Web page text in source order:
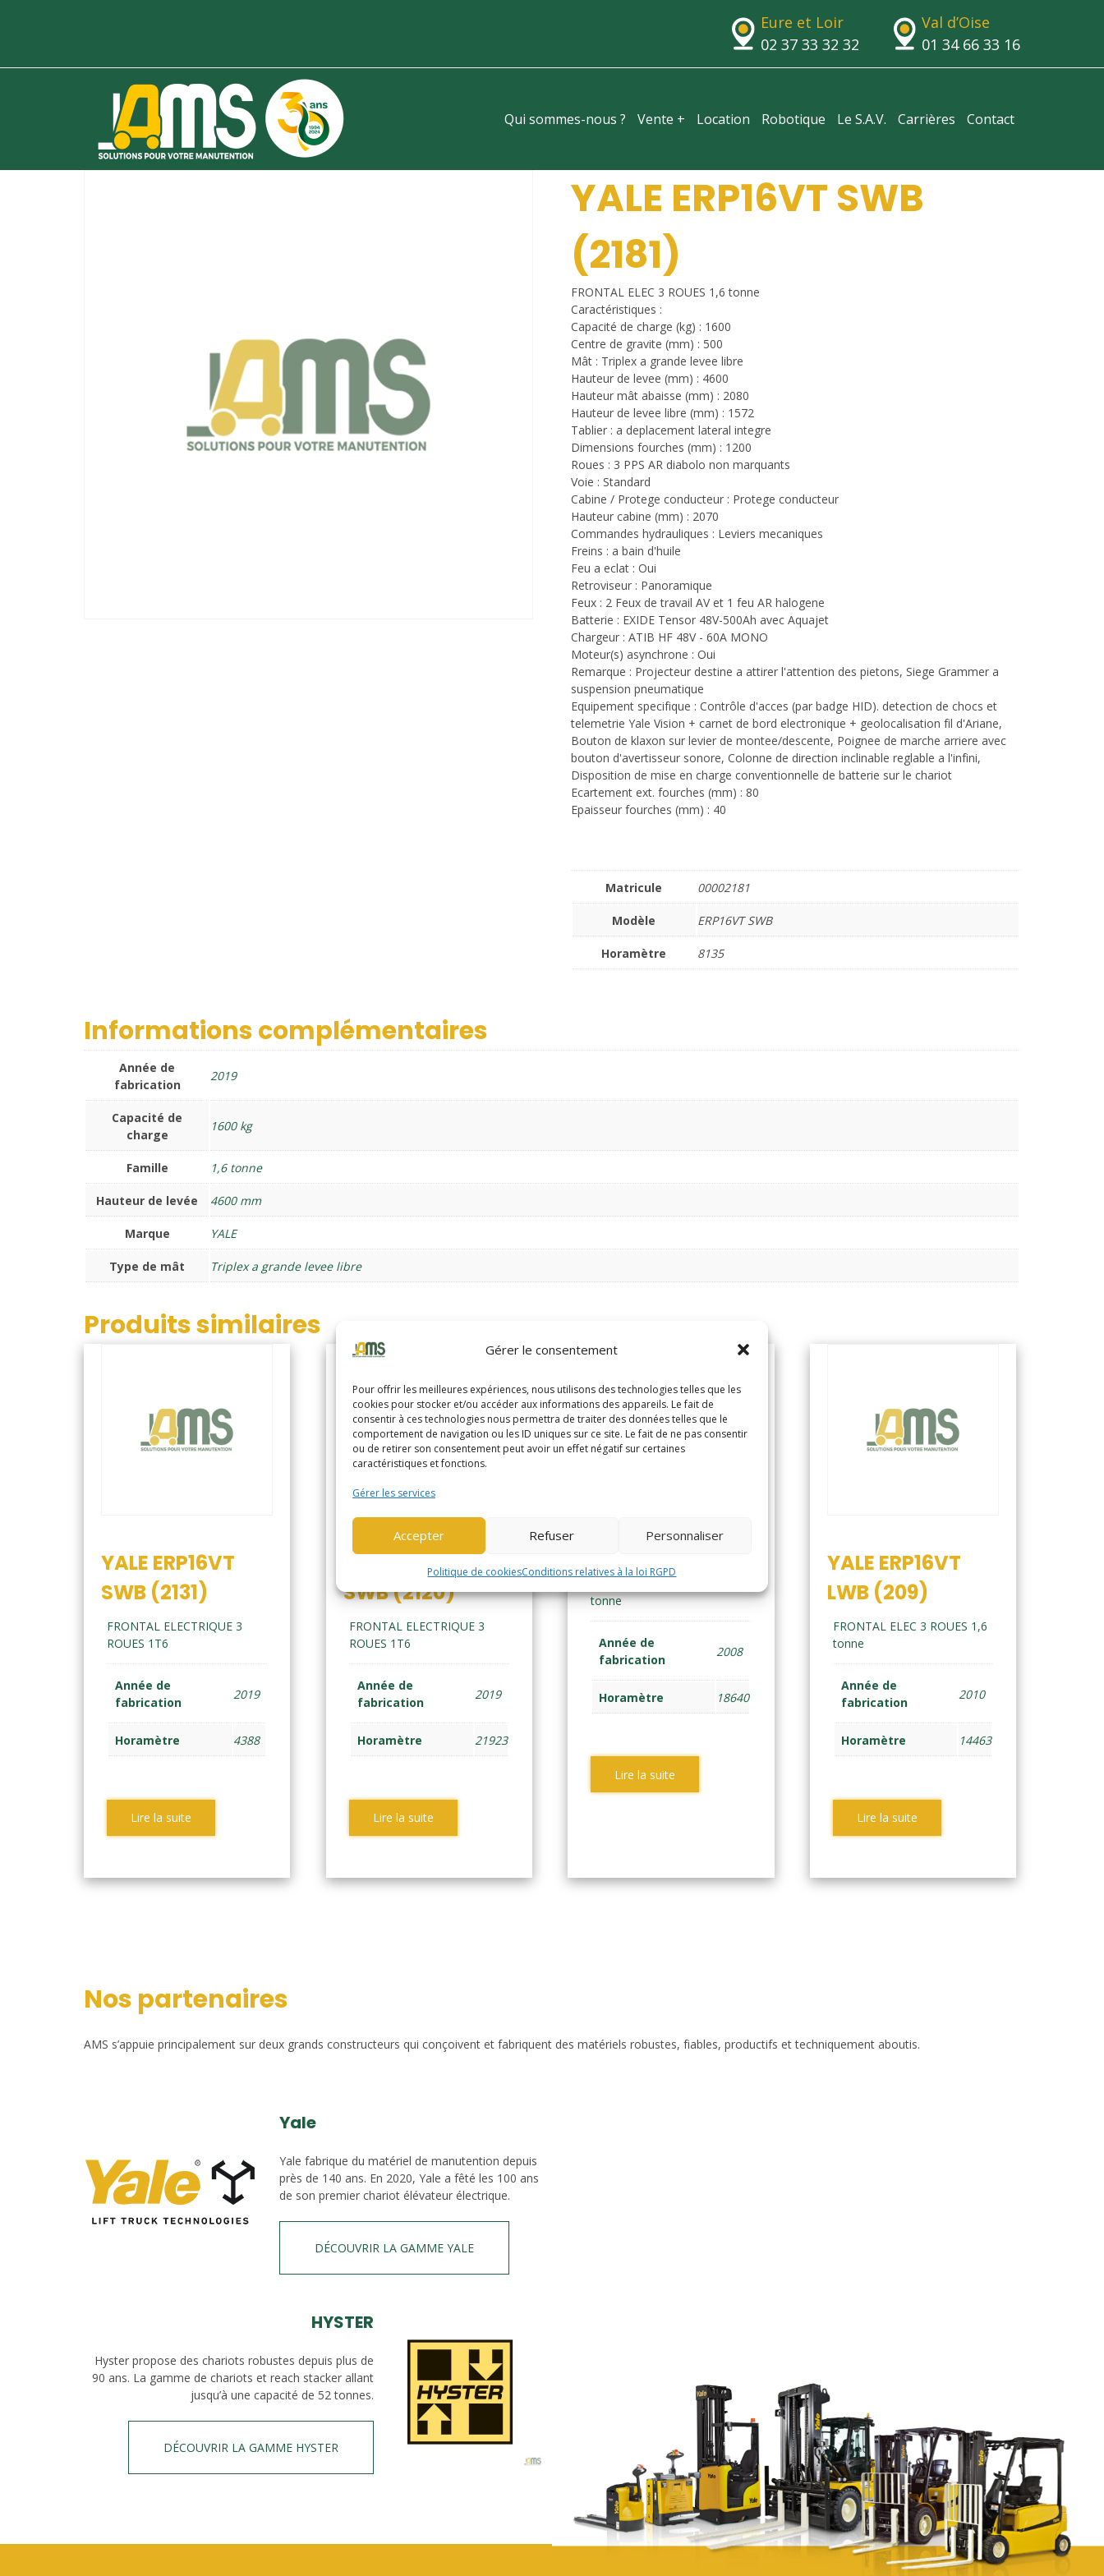
Gérer le consentement
Pour offrir les meilleures expériences, nous utilisons des technologies telles que les
cookies pour stocker et/ou accéder aux informations des appareils. Le fait de
consentir à ces technologies nous permettra de traiter des données telles que le
comportement de navigation ou les ID uniques sur ce site. Le fait de ne pas consentir
ou de retirer son consentement peut avoir un effet négatif sur certaines
caractéristiques et fonctions.
Gérer les services
Accepter Refuser Personnaliser
Politique de cookiesConditions relatives à la loi RGPD
Eure et Loir
02 37 33 32 32
Val d’Oise
01 34 66 33 16
Qui sommes-nous ? Vente + Location Robotique Le S.A.V. Carrières Contact
YALE ERP16VT SWB
(2181)
FRONTAL ELEC 3 ROUES 1,6 tonne
Caractéristiques :
Capacité de charge (kg) : 1600
Centre de gravite (mm) : 500
Mât : Triplex a grande levee libre
Hauteur de levee (mm) : 4600
Hauteur mât abaisse (mm) : 2080
Hauteur de levee libre (mm) : 1572
Tablier : a deplacement lateral integre
Dimensions fourches (mm) : 1200
Roues : 3 PPS AR diabolo non marquants
Voie : Standard
Cabine / Protege conducteur : Protege conducteur
Hauteur cabine (mm) : 2070
Commandes hydrauliques : Leviers mecaniques
Freins : a bain d'huile
Feu a eclat : Oui
Retroviseur : Panoramique
Feux : 2 Feux de travail AV et 1 feu AR halogene
Batterie : EXIDE Tensor 48V-500Ah avec Aquajet
Chargeur : ATIB HF 48V - 60A MONO
Moteur(s) asynchrone : Oui
Remarque : Projecteur destine a attirer l'attention des pietons, Siege Grammer a
suspension pneumatique
Equipement specifique : Contrôle d'acces (par badge HID). detection de chocs et
telemetrie Yale Vision + carnet de bord electronique + geolocalisation fil d'Ariane,
Bouton de klaxon sur levier de montee/descente, Poignee de marche arriere avec
bouton d'avertisseur sonore, Colonne de direction inclinable reglable a l'infini,
Disposition de mise en charge conventionnelle de batterie sur le chariot
Ecartement ext. fourches (mm) : 80
Epaisseur fourches (mm) : 40
Matricule 00002181
Modèle ERP16VT SWB
Horamètre 8135
Informations complémentaires
Année de
fabrication
2019
Capacité de
charge
1600 kg
Famille 1,6 tonne
Hauteur de levée 4600 mm
Marque YALE
Type de mât Triplex a grande levee libre
Produits similaires
YALE ERP16VT
SWB (2131)
FRONTAL ELECTRIQUE 3
ROUES 1T6
Année de
fabrication
2019
Horamètre 4388
Lire la suite
YALE ERP16VT
SWB (2120)
FRONTAL ELECTRIQUE 3
ROUES 1T6
Année de
fabrication
2019
Horamètre 21923
Lire la suite
tonne
Année de
fabrication
2008
Horamètre 18640
Lire la suite
YALE ERP16VT
LWB (209)
FRONTAL ELEC 3 ROUES 1,6
tonne
Année de
fabrication
2010
Horamètre 14463
Lire la suite
Nos partenaires
AMS s’appuie principalement sur deux grands constructeurs qui conçoivent et fabriquent des matériels robustes, fiables, productifs et techniquement aboutis.
Yale
Yale fabrique du matériel de manutention depuis
près de 140 ans. En 2020, Yale a fêté les 100 ans
de son premier chariot élévateur électrique.
DÉCOUVRIR LA GAMME YALE
HYSTER
Hyster propose des chariots robustes depuis plus de
90 ans. La gamme de chariots et reach stacker allant
jusqu’à une capacité de 52 tonnes.
DÉCOUVRIR LA GAMME HYSTER